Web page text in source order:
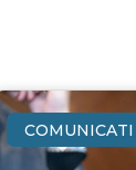
COMUNICATI